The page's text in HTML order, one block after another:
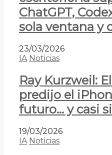
ChatGPT,
sola ventana y
23/03/2026
IA Noticias
Ray Kurzweil:
predijo el
futuro… y casi
19/03/2026
IA Noticias